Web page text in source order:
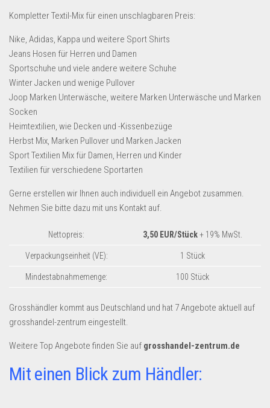
Uhren & Schmuck
Wohnen & Einrichten
Restposten-Angebote
Restposten für Privatpersonen
eBay Restposten kaufen
Sonderposten-Angebote
Saison & Eventprodkte
B2B Produkte
Kostenlos verkaufen
Newsletter
Kompletter Textil-Mix für einen unschlagbaren Preis:
Nike, Adidas, Kappa und weitere Sport Shirts
Jeans Hosen für Herren und Damen
Sportschuhe und viele andere weitere Schuhe
Winter Jacken und wenige Pullover
Joop Marken Unterwäsche, weitere Marken Unterwäsche und Marken
Socken
Heimtextilien, wie Decken und -Kissenbezüge
Herbst Mix, Marken Pullover und Marken Jacken
Sport Textilien Mix für Damen, Herren und Kinder
Textilien für verschiedene Sportarten
Gerne erstellen wir Ihnen auch individuell ein Angebot zusammen.
Nehmen Sie bitte dazu mit uns Kontakt auf.
Nettopreis: 3,50 EUR/Stück+ 19% MwSt.
Verpackungseinheit (VE): 1 Stück
Mindestabnahmemenge: 100 Stück
Grosshändler kommt aus Deutschland und hat 7 Angebote aktuell auf
grosshandel-zentrum eingestellt.
Weitere Top Angebote finden Sie auf grosshandel-zentrum.de
Mit einen Blick zum Händler: